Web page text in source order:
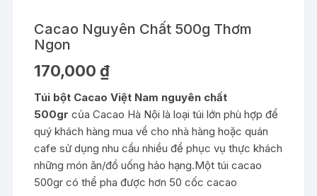
Cacao Nguyên Chất 500g Thơm
Ngon
170,000 ₫
Túi bột Cacao Việt Nam nguyên chất
500gr của Cacao Hà Nội là loại túi lớn phù hợp để
quý khách hàng mua về cho nhà hàng hoặc quán
cafe sử dụng nhu cầu nhiều để phục vụ thực khách
những món ăn/đồ uống hảo hạng.Một túi cacao
500gr có thể pha được hơn 50 cốc cacao